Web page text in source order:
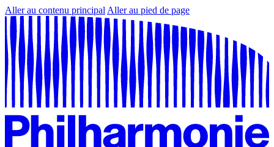
Aller au contenu principal Aller au pied de page